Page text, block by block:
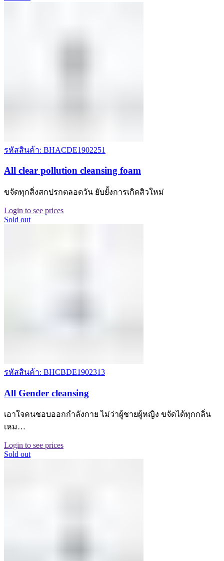
รหัสสินค้า: BHACDE1902251
All clear pollution cleansing foam
ขจัดทุกสิ่งสกปรกตลอดวัน ยับยั้งการเกิดสิวใหม่
Login to see prices
Sold out
รหัสสินค้า: BHCBDE1902313
All Gender cleansing
เอาใจคนชอบออกกำลังกาย ไม่ว่าผู้ชายผู้หญิง ขจัดได้ทุกกลิ่น
เหม…
Login to see prices
Sold out